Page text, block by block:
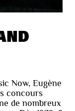
Now, Eugène
concours
de nombreux